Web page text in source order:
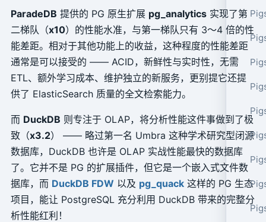
ParadeDB 提供的 PG 原生扩展 pg_analytics实现了第
二梯队（x10）的性能水准，与第一梯队只有 3～4 倍的性
能差距。相对于其他功能上的收益，这种程度的性能差距
通常是可以接受的 —— ACID，新鲜性与实时性，无需
ETL、额外学习成本、维护独立的新服务，更别提它还提
供了 ElasticSearch 质量的全文检索能力。
而 DuckDB 则专注于 OLAP，将分析性能这件事做到了极
致（x3.2） —— 略过第一名 Umbra 这种学术研究型闭源
数据库，DuckDB 也许是 OLAP 实战性能最快的数据库
了。它并不是 PG 的扩展插件，但它是一个嵌入式文件数
据库，而 DuckDB FDW 以及 pg_quack这样的 PG 生态
项目，能让 PostgreSQL 充分利用 DuckDB 带来的完整分
析性能红利！